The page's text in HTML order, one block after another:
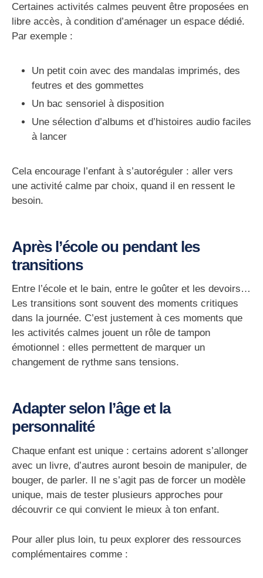
Certaines activités calmes peuvent être proposées en
libre accès, à condition d’aménager un espace dédié.
Par exemple :
Un petit coin avec des mandalas imprimés, des
feutres et des gommettes
Un bac sensoriel à disposition
Une sélection d’albums et d’histoires audio faciles
à lancer
Cela encourage l’enfant à s’autoréguler : aller vers
une activité calme par choix, quand il en ressent le
besoin.
Après l’école ou pendant les
transitions
Entre l’école et le bain, entre le goûter et les devoirs…
Les transitions sont souvent des moments critiques
dans la journée. C’est justement à ces moments que
les activités calmes jouent un rôle de tampon
émotionnel : elles permettent de marquer un
changement de rythme sans tensions.
Adapter selon l’âge et la
personnalité
Chaque enfant est unique : certains adorent s’allonger
avec un livre, d’autres auront besoin de manipuler, de
bouger, de parler. Il ne s’agit pas de forcer un modèle
unique, mais de tester plusieurs approches pour
découvrir ce qui convient le mieux à ton enfant.
Pour aller plus loin, tu peux explorer des ressources
complémentaires comme :